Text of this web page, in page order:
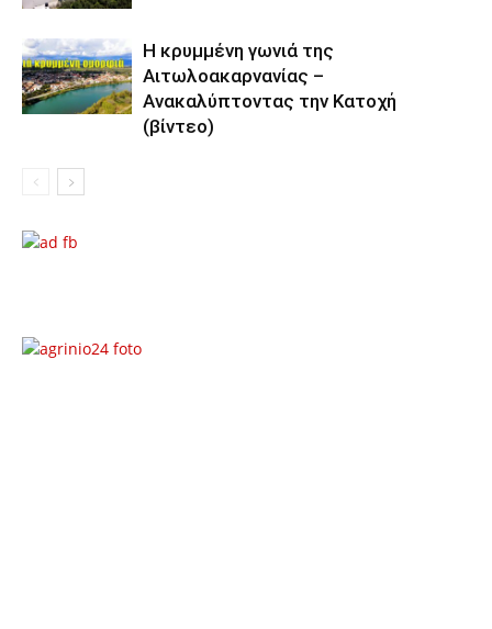
Η κρυμμένη γωνιά της
Αιτωλοακαρνανίας –
Ανακαλύπτοντας την Κατοχή
(βίντεο)